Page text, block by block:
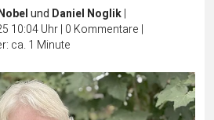
und Daniel Noglik|
10:04 Uhr| 0 Kommentare |
ca. 1 Minute